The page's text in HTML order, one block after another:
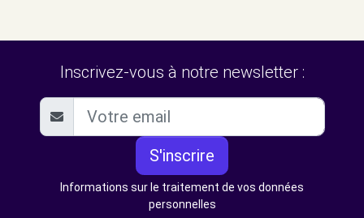
Inscrivez-vous à notre newsletter :
S'inscrire
Informations sur le traitement de vos données
personnelles